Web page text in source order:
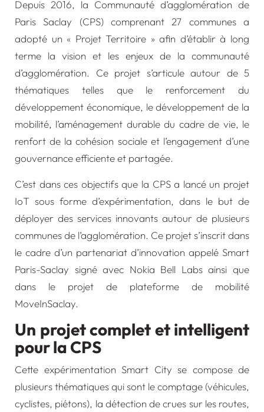
Depuis 2016, la Communauté d’agglomération de
Paris Saclay (CPS) comprenant 27 communes a
adopté un « Projet Territoire » afin d’établir à long
terme la vision et les enjeux de la communauté
d’agglomération. Ce projet s’articule autour de 5
thématiques telles que le renforcement du
développement économique, le développement de la
mobilité, l’aménagement durable du cadre de vie, le
renfort de la cohésion sociale et l’engagement d’une
gouvernance efficiente et partagée.
C’est dans ces objectifs que la CPS a lancé un projet
IoT sous forme d’expérimentation, dans le but de
déployer des services innovants autour de plusieurs
communes de l’agglomération. Ce projet s’inscrit dans
le cadre d’un partenariat d’innovation appelé Smart
Paris-Saclay signé avec Nokia Bell Labs ainsi que
dans le projet de plateforme de mobilité
MoveInSaclay.
Un projet complet et intelligent
pour la CPS
Cette expérimentation Smart City se compose de
plusieurs thématiques qui sont le comptage (véhicules,
cyclistes, piétons), la détection de crues sur les routes,